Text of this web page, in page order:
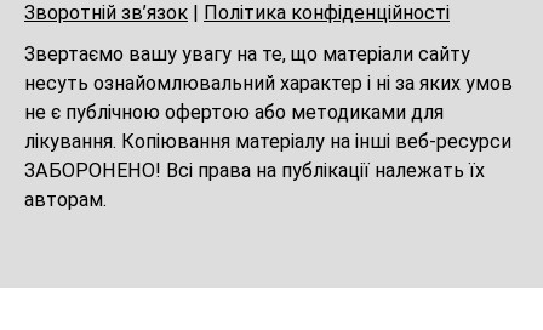
Зворотній зв’язок
Політика конфіденційності
Звертаємо вашу увагу на те, що матеріали сайту
несуть ознайомлювальний характер і ні за яких умов
не є публічною офертою або методиками для
лікування. Копіювання матеріалу на інші веб-ресурси
ЗАБОРОНЕНО! Всі права на публікації належать їх
авторам.